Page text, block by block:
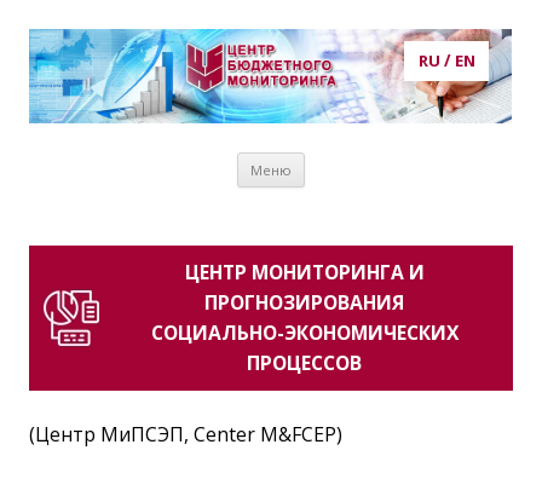
RU / EN
потребности в кадрах, рынок труда, образование, публикации,
Меню
ЦЕНТР МОНИТОРИНГА И
ПРОГНОЗИРОВАНИЯ
СОЦИАЛЬНО-ЭКОНОМИЧЕСКИХ
ПРОЦЕССОВ
(Центр МиПСЭП, Center M&FCEP)